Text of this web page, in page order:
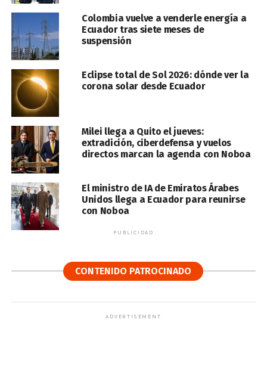
Colombia vuelve a venderle energía a
Ecuador tras siete meses de
suspensión
Eclipse total de Sol 2026: dónde ver la
corona solar desde Ecuador
Milei llega a Quito el jueves:
extradición, ciberdefensa y vuelos
directos marcan la agenda con Noboa
El ministro de IA de Emiratos Árabes
Unidos llega a Ecuador para reunirse
con Noboa
PUBLICIDAD
CONTENIDO PATROCINADO
ADVERTISEMENT